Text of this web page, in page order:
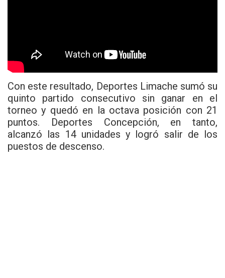
Con este resultado, Deportes Limache sumó su
quinto partido consecutivo sin ganar en el
torneo y quedó en la octava posición con 21
puntos. Deportes Concepción, en tanto,
alcanzó las 14 unidades y logró salir de los
puestos de descenso.